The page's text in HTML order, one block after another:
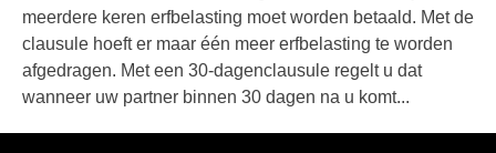
meerdere keren erfbelasting moet worden betaald. Met de
clausule hoeft er maar één meer erfbelasting te worden
afgedragen. Met een 30-dagenclausule regelt u dat
wanneer uw partner binnen 30 dagen na u komt...